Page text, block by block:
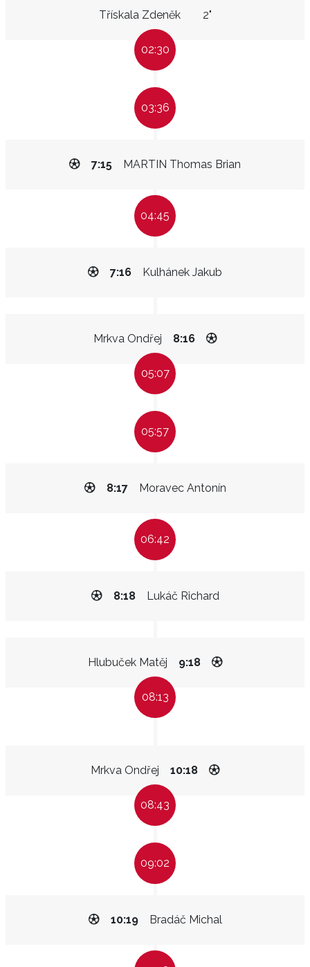
Třískala Zdeněk 2"
02:30
03:36
MARTIN Thomas Brian
7:15
04:45
Kulhánek Jakub
7:16
Mrkva Ondřej 8:16
05:07
05:57
Moravec Antonín
8:17
06:42
Lukáč Richard
8:18
Hlubuček Matěj 9:18
08:13
Mrkva Ondřej 10:18
08:43
09:02
Bradáč Michal
10:19